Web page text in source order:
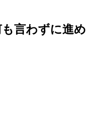
言わずに進め